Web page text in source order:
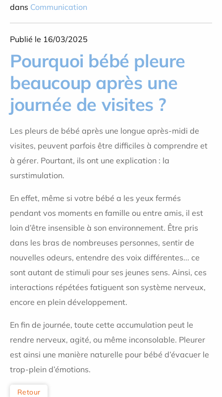
dans Communication
Publié le 16/03/2025
Pourquoi bébé pleure
beaucoup après une
journée de visites ?
Les pleurs de bébé après une longue après-midi de
visites, peuvent parfois être difficiles à comprendre et
à gérer. Pourtant, ils ont une explication : la
surstimulation.
En effet, même si votre bébé a les yeux fermés
pendant vos moments en famille ou entre amis, il est
loin d’être insensible à son environnement. Être pris
dans les bras de nombreuses personnes, sentir de
nouvelles odeurs, entendre des voix différentes... ce
sont autant de stimuli pour ses jeunes sens. Ainsi, ces
interactions répétées fatiguent son système nerveux,
encore en plein développement.
En fin de journée, toute cette accumulation peut le
rendre nerveux, agité, ou même inconsolable. Pleurer
est ainsi une manière naturelle pour bébé d’évacuer le
trop-plein d’émotions.
Retour